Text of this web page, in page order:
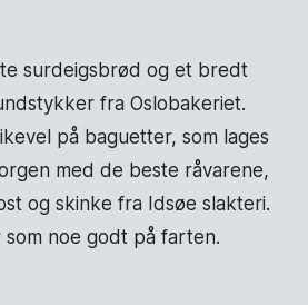
surdeigsbrød og et bredt
fra Oslobakeriet.
på baguetter, som lages
med de beste råvarene,
og skinke fra Idsøe slakteri.
noe godt på farten.